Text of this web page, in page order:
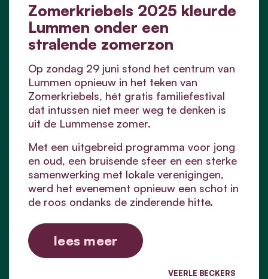
Zomerkriebels 2025 kleurde
Lummen onder een
stralende zomerzon
Op zondag 29 juni stond het centrum van
Lummen opnieuw in het teken van
Zomerkriebels, hét gratis familiefestival
dat intussen niet meer weg te denken is
uit de Lummense zomer.
Met een uitgebreid programma voor jong
en oud, een bruisende sfeer en een sterke
samenwerking met lokale verenigingen,
werd het evenement opnieuw een schot in
de roos ondanks de zinderende hitte.
lees meer
VEERLE BECKERS